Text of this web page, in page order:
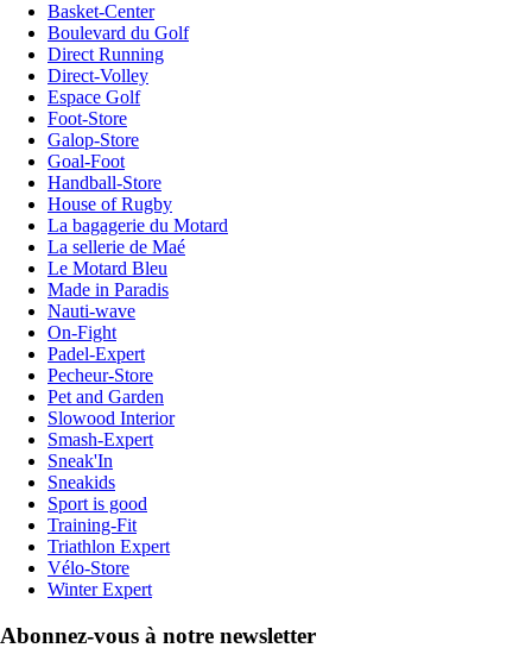
Basket-Center
Boulevard du Golf
Direct Running
Direct-Volley
Espace Golf
Foot-Store
Galop-Store
Goal-Foot
Handball-Store
House of Rugby
La bagagerie du Motard
La sellerie de Maé
Le Motard Bleu
Made in Paradis
Nauti-wave
On-Fight
Padel-Expert
Pecheur-Store
Pet and Garden
Slowood Interior
Smash-Expert
Sneak'In
Sneakids
Sport is good
Training-Fit
Triathlon Expert
Vélo-Store
Winter Expert
Abonnez-vous à notre newsletter